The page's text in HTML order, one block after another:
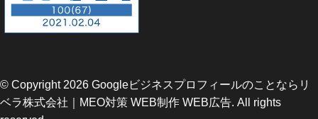
© Copyright 2026 Googleビジネスプロフィールのことならリ
ベラ株式会社｜MEO対策 WEB制作 WEB広告. All rights